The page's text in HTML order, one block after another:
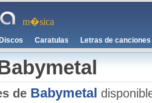
m�sica
Discos Caratulas Letras de canciones
de Babymetal